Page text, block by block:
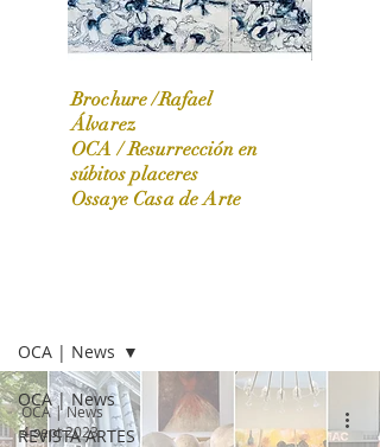
OCA|News 31 / Marzo-Abril / 2024
Brochure /Rafael
Álvarez
OCA /Resurrección en
súbitos placeres
Ossaye Casa de Arte
OCA | News
REVISTA ARTES
OCA | News
OCA | News
4 sept 2023